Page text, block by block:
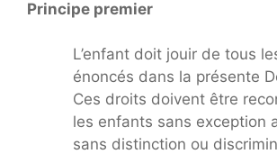
Principe premier
L’enfant doit jouir de tous
énoncés dans la présente
Ces droits doivent être
les enfants sans exception
sans distinction ou